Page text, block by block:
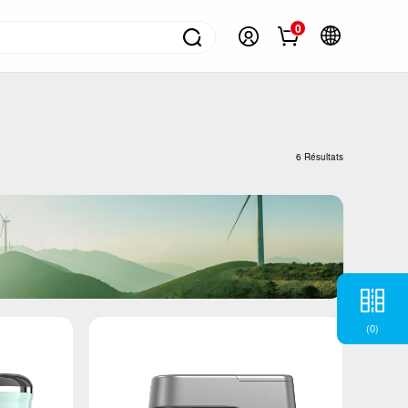
Réfrigérateurs
Climatiseur
à laver
0
6 Résultats
(0)